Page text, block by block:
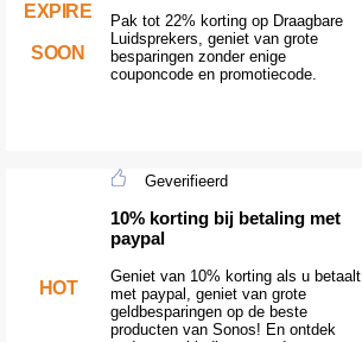
EXPIRE
SOON
Pak tot 22% korting op Draagbare
Luidsprekers, geniet van grote
besparingen zonder enige
couponcode en promotiecode.
HOT
Geverifieerd
10% korting bij betaling met
paypal
Geniet van 10% korting als u betaalt
met paypal, geniet van grote
geldbesparingen op de beste
producten van Sonos! En ontdek